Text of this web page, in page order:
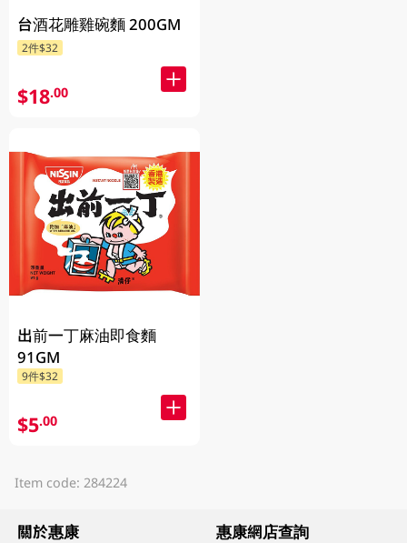
台酒花雕雞碗麵 200GM
2件$32
$18.00
出前一丁麻油即食麵
91GM
9件$32
$5.00
Item code: 284224
關於惠康 惠康網店查詢